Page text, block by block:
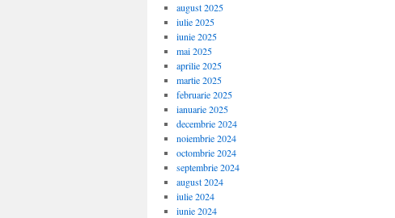
august 2025
iulie 2025
iunie 2025
mai 2025
aprilie 2025
martie 2025
februarie 2025
ianuarie 2025
decembrie 2024
noiembrie 2024
octombrie 2024
septembrie 2024
august 2024
iulie 2024
iunie 2024